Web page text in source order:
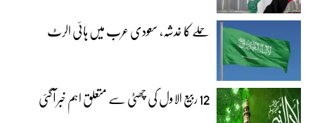
حملے کا خدشہ، سعودی عرب میں ہائی الرٹ
12 ربیع الاول کی چھٹی سے متعلق اہم خبر آگئی